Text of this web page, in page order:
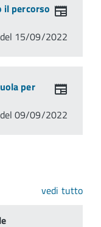
il percorso
del 15/09/2022
per
del 09/09/2022
vedi tutto